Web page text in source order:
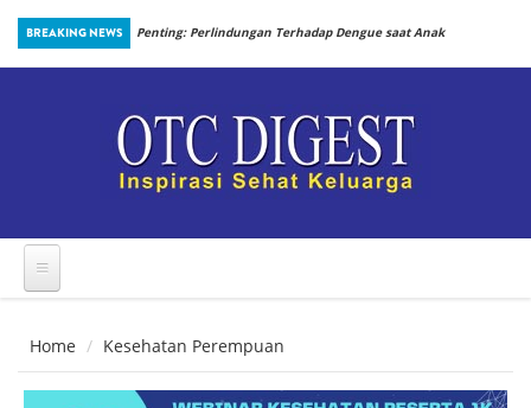
Skip to main content
BREAKING NEWS
Anak
Cegah Penyakit Kardiovaskular: Waspadai Risiko Obesitas
Home Kesehatan Perempuan